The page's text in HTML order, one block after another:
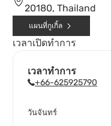
20180, Thailand
แผนที่กูเกิ้ล
เวลาเปิดทำการ
เวลาทำการ
+66-625925790
วันจันทร์